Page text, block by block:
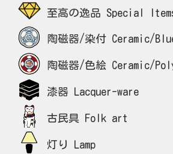
至高の逸品 Special
陶磁器/染付 Ceramic/
陶磁器/色絵 Ceramic/
漆器 Lacquer-ware
古民具 Folk art
灯り Lamp